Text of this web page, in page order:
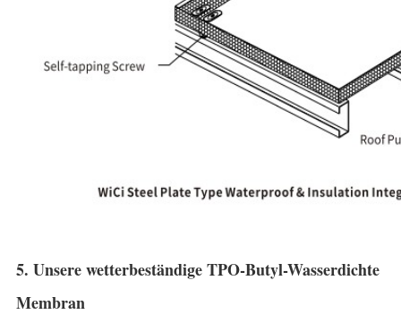
5. Unsere wetterbeständige TPO-Butyl-Wasserdichte
Membran